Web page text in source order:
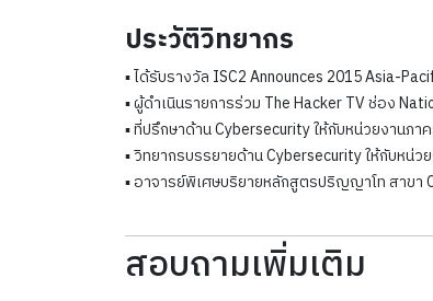
ประวัติวิทยากร
▪ ได้รับรางวัล ISC2 Announces 2015 Asia-
▪ ผู้ดำเนินรายการร่วม The Hacker TV ช่อง
▪ ที่ปรึกษาด้าน Cybersecurity ให้กับหน่วยงานภา
▪ วิทยากรบรรยายด้าน Cybersecurity ให้กับหน่ว
▪ อาจารย์พิเศษบริยายหลักสูตรปริญญาโท สาขา
สอบถามเพิ่มเติม